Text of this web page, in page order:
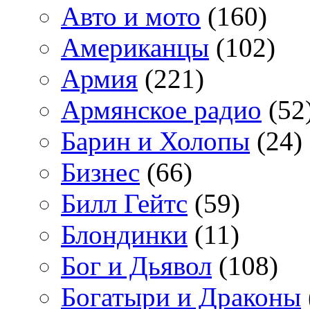
Авто и мото (160)
Американцы (102)
Армия (221)
Армянское радио
Барин и Холопы (24)
Бизнес (66)
Билл Гейтс (59)
Блондинки (11)
Бог и Дьявол (108)
Богатыри и Драконы